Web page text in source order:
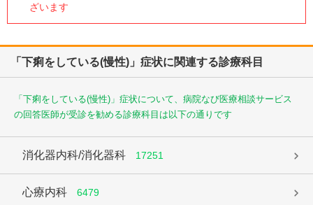
ざいます
「下痢をしている(慢性)」症状に関連する診療科目
「下痢をしている(慢性)」症状について、病院なび医療相談サービス
の回答医師が受診を勧める診療科目は以下の通りです
消化器内科/消化器科 17251
心療内科 6479